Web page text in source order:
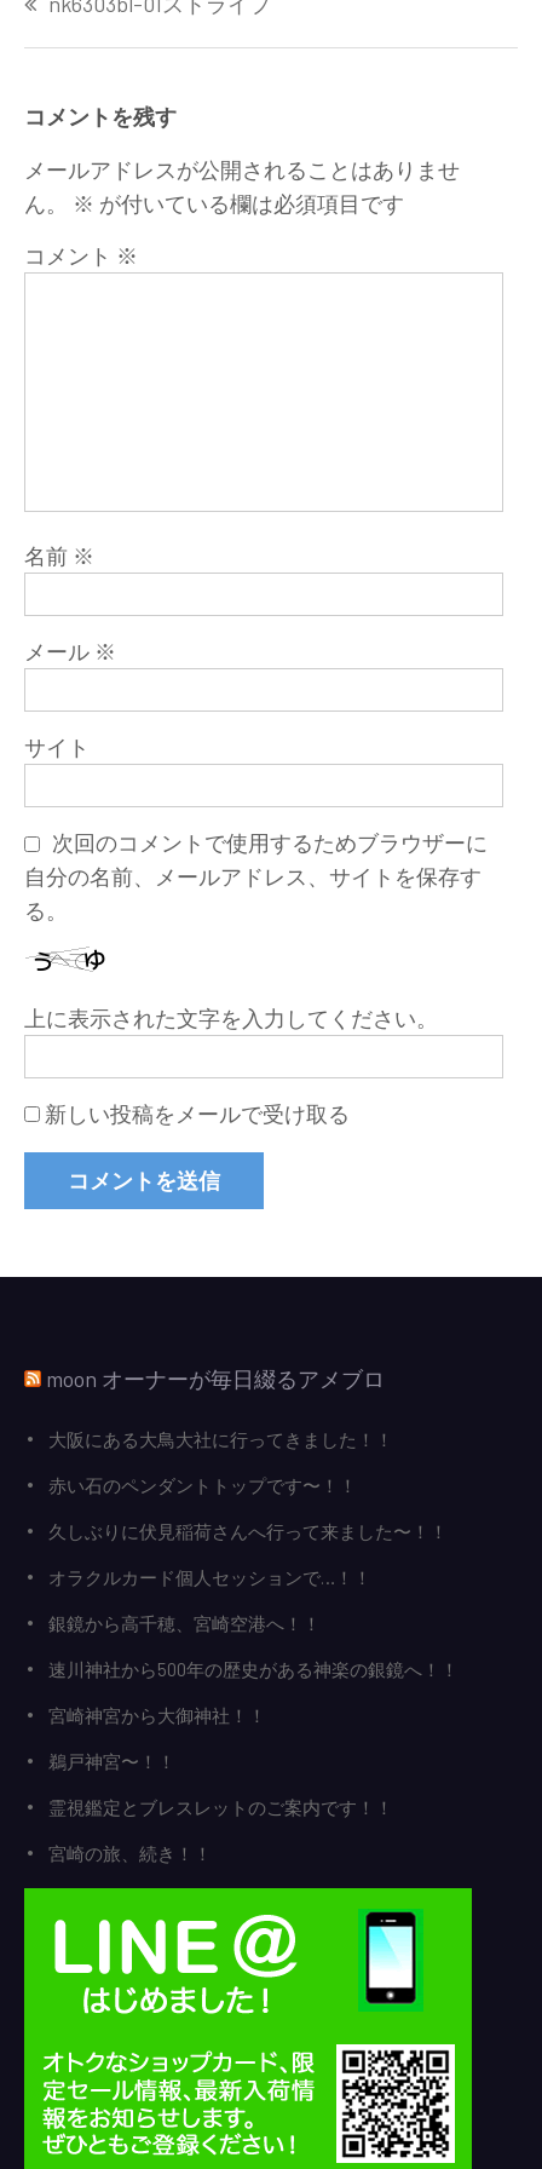
稿
ー
シ
ョ
コメントを残す
メールアドレスが公開されることはありませ
ん。
※ が付いている欄は必須項目です
コメント ※
名前 ※
メール ※
サイト
次回のコメントで使用するためブラウザーに
自分の名前、メールアドレス、サイトを保存す
る。
上に表示された文字を入力してください。
新しい投稿をメールで受け取る
moon オーナーが毎日綴るアメブロ
大阪にある大鳥大社に行ってきました！！
赤い石のペンダントトップです〜！！
久しぶりに伏見稲荷さんへ行って来ました〜！！
オラクルカード個人セッションで…！！
銀鏡から高千穂、宮崎空港へ！！
速川神社から500年の歴史がある神楽の銀鏡へ！！
宮崎神宮から大御神社！！
鵜戸神宮〜！！
霊視鑑定とブレスレットのご案内です！！
宮崎の旅、続き！！